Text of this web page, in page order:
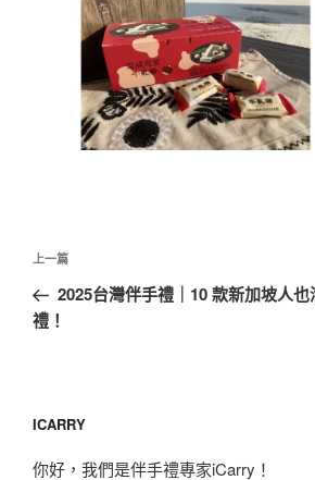
文
導
覽
上
一
篇
上一篇
2025台灣伴手禮｜10 款新加坡人
禮！
ICARRY
你好，我們是伴手禮專家iCarry！